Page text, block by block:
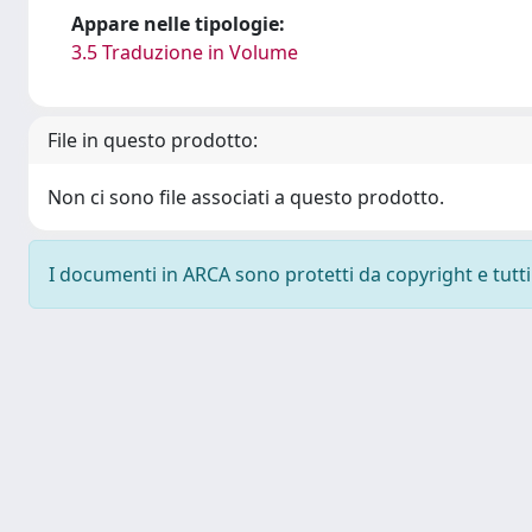
Appare nelle tipologie:
3.5 Traduzione in Volume
File in questo prodotto:
Non ci sono file associati a questo prodotto.
I documenti in ARCA sono protetti da copyright e